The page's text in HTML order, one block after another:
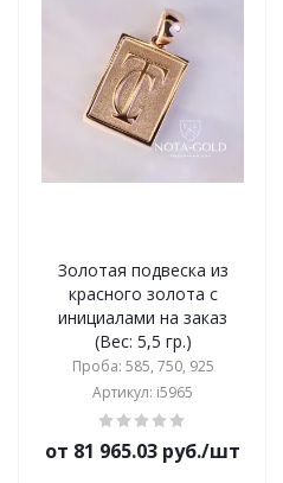
Золотая подвеска из
красного золота с
инициалами на заказ
(Вес: 5,5 гр.)
Проба: 585, 750, 925
Артикул: i5965
от 81 965.03 руб./шт